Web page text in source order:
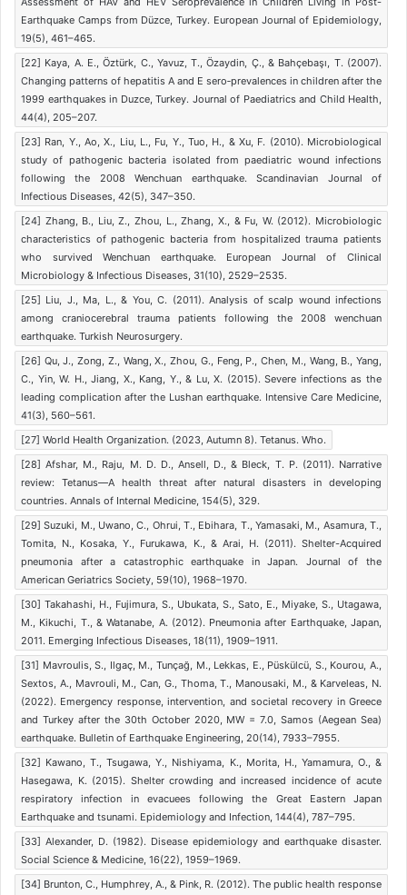
Earthquake Camps from Düzce, Turkey. European Journal of Epidemiology,
19(5), 461–465.
[22] Kaya, A. E., Öztürk, C., Yavuz, T., Özaydin, Ç., & Bahçebaşı, T. (2007).
Changing patterns of hepatitis A and E sero‐prevalences in children after the
1999 earthquakes in Duzce, Turkey. Journal of Paediatrics and Child Health,
44(4), 205–207.
[23] Ran, Y., Ao, X., Liu, L., Fu, Y., Tuo, H., & Xu, F. (2010). Microbiological
study of pathogenic bacteria isolated from paediatric wound infections
following the 2008 Wenchuan earthquake. Scandinavian Journal of
Infectious Diseases, 42(5), 347–350.
[24] Zhang, B., Liu, Z., Zhou, L., Zhang, X., & Fu, W. (2012). Microbiologic
characteristics of pathogenic bacteria from hospitalized trauma patients
who survived Wenchuan earthquake. European Journal of Clinical
Microbiology & Infectious Diseases, 31(10), 2529–2535.
[25] Liu, J., Ma, L., & You, C. (2011). Analysis of scalp wound infections
among craniocerebral trauma patients following the 2008 wenchuan
earthquake. Turkish Neurosurgery.
[26] Qu, J., Zong, Z., Wang, X., Zhou, G., Feng, P., Chen, M., Wang, B., Yang,
C., Yin, W. H., Jiang, X., Kang, Y., & Lu, X. (2015). Severe infections as the
leading complication after the Lushan earthquake. Intensive Care Medicine,
41(3), 560–561.
[27] World Health Organization. (2023, Autumn 8). Tetanus. Who.
[28] Afshar, M., Raju, M. D. D., Ansell, D., & Bleck, T. P. (2011). Narrative
review: Tetanus—A health threat after natural disasters in developing
countries. Annals of Internal Medicine, 154(5), 329.
[29] Suzuki, M., Uwano, C., Ohrui, T., Ebihara, T., Yamasaki, M., Asamura, T.,
Tomita, N., Kosaka, Y., Furukawa, K., & Arai, H. (2011). Shelter-Acquired
pneumonia after a catastrophic earthquake in Japan. Journal of the
American Geriatrics Society, 59(10), 1968–1970.
[30] Takahashi, H., Fujimura, S., Ubukata, S., Sato, E., Miyake, S., Utagawa,
M., Kikuchi, T., & Watanabe, A. (2012). Pneumonia after Earthquake, Japan,
2011. Emerging Infectious Diseases, 18(11), 1909–1911.
[31] Mavroulis, S., Ilgaç, M., Tunçağ, M., Lekkas, E., Püskülcü, S., Kourou, A.,
Sextos, A., Mavrouli, M., Can, G., Thoma, T., Manousaki, M., & Karveleas, N.
(2022). Emergency response, intervention, and societal recovery in Greece
and Turkey after the 30th October 2020, MW = 7.0, Samos (Aegean Sea)
earthquake. Bulletin of Earthquake Engineering, 20(14), 7933–7955.
[32] Kawano, T., Tsugawa, Y., Nishiyama, K., Morita, H., Yamamura, O., &
Hasegawa, K. (2015). Shelter crowding and increased incidence of acute
respiratory infection in evacuees following the Great Eastern Japan
Earthquake and tsunami. Epidemiology and Infection, 144(4), 787–795.
[33] Alexander, D. (1982). Disease epidemiology and earthquake disaster.
Social Science & Medicine, 16(22), 1959–1969.
[34] Brunton, C., Humphrey, A., & Pink, R. (2012). The public health response